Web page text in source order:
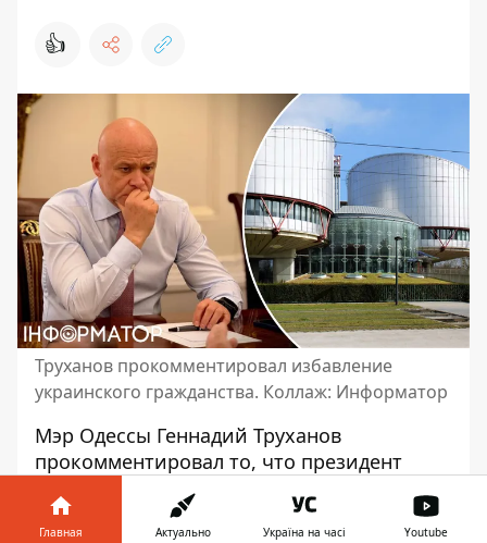
👍
Труханов прокомментировал избавление
украинского гражданства. Коллаж: Информатор
Мэр Одессы Геннадий Труханов
прокомментировал то, что президент
Владимир Зеленский
украинского гражданства
. Он назвал это
Главная Актуально Україна на часі Youtube